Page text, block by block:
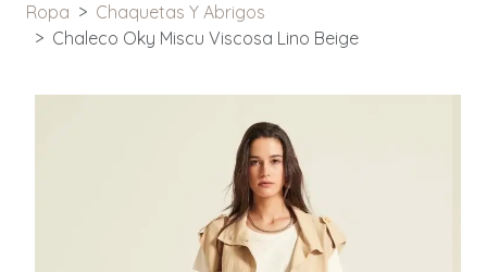
Ropa
Chaquetas Y Abrigos
Chaleco Oky Miscu Viscosa Lino Beige